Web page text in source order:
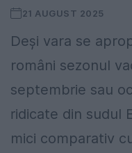
21 AUGUST 2025
Deși vara se
români sezonul
septembrie sau
ridicate din sudul
mici comparativ